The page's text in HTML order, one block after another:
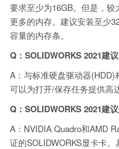
要求至少为16GB。但是，
更多的内存。建议安装至少
容量的内存条。
Q：SOLIDWORKS 2021建
A：与标准硬盘驱动器
可以为打开/保存任务提供高
Q：SOLIDWORKS 2021建
A：NVIDIA Quadro和AMD
证的SOLIDWORKS显卡卡